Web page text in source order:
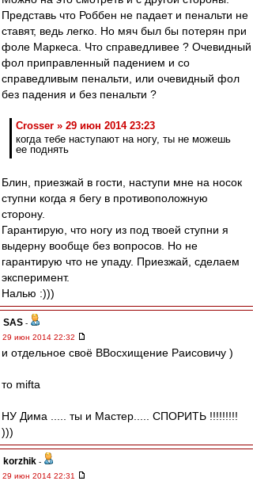
Представь что Роббен не падает и пенальти не
ставят, ведь легко. Но мяч был бы потерян при
фоле Маркеса. Что справедливее ? Очевидный
фол приправленный падением и со
справедливым пенальти, или очевидный фол
без падения и без пенальти ?
Crosser » 29 июн 2014 23:23
когда тебе наступают на ногу, ты не можешь
ее поднять
Блин, приезжай в гости, наступи мне на носок
ступни когда я бегу в противоположную
сторону.
Гарантирую, что ногу из под твоей ступни я
выдерну вообще без вопросов. Но не
гарантирую что не упаду. Приезжай, сделаем
эксперимент.
Налью :)))
SAS -
29 июн 2014 22:32
и отдельное своё ВВосхищение Раисовичу )
то mifta
НУ Дима ..... ты и Мастер..... СПОРИТЬ !!!!!!!!!
)))
korzhik -
29 июн 2014 22:31